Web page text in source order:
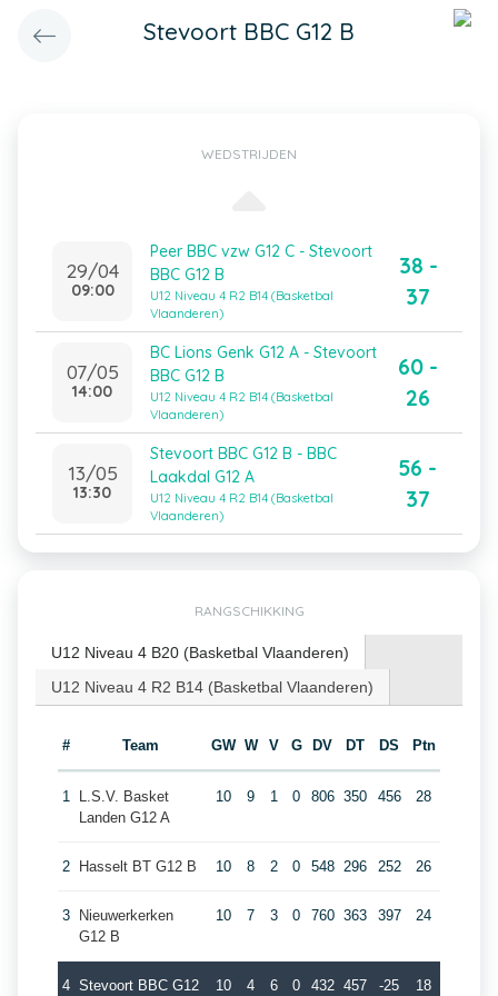
Stevoort BBC G12 B
WEDSTRIJDEN
29/04
09:00
Peer BBC vzw G12 C - Stevoort
BBC G12 B
U12 Niveau 4 R2 B14 (Basketbal
Vlaanderen)
38 -
37
07/05
14:00
BC Lions Genk G12 A - Stevoort
BBC G12 B
U12 Niveau 4 R2 B14 (Basketbal
Vlaanderen)
60 -
26
13/05
13:30
Stevoort BBC G12 B - BBC
Laakdal G12 A
U12 Niveau 4 R2 B14 (Basketbal
Vlaanderen)
56 -
37
RANGSCHIKKING
U12 Niveau 4 B20 (Basketbal Vlaanderen)
U12 Niveau 4 R2 B14 (Basketbal Vlaanderen)
# Team GW W V G DV DT DS Ptn
1
L.S.V. Basket
Landen G12 A
10 9 1 0 806 350 456 28
2 Hasselt BT G12 B 10 8 2 0 548 296 252 26
3
Nieuwerkerken
G12 B
10 7 3 0 760 363 397 24
4 Stevoort BBC G12 10 4 6 0 432 457 -25 18